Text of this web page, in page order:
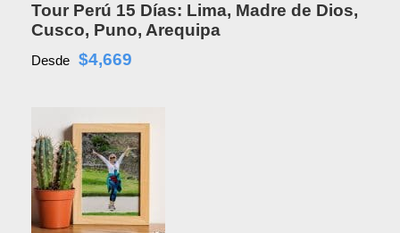
Tour Perú 15 Días: Lima, Madre de Dios,
Cusco, Puno, Arequipa
Desde $4,669